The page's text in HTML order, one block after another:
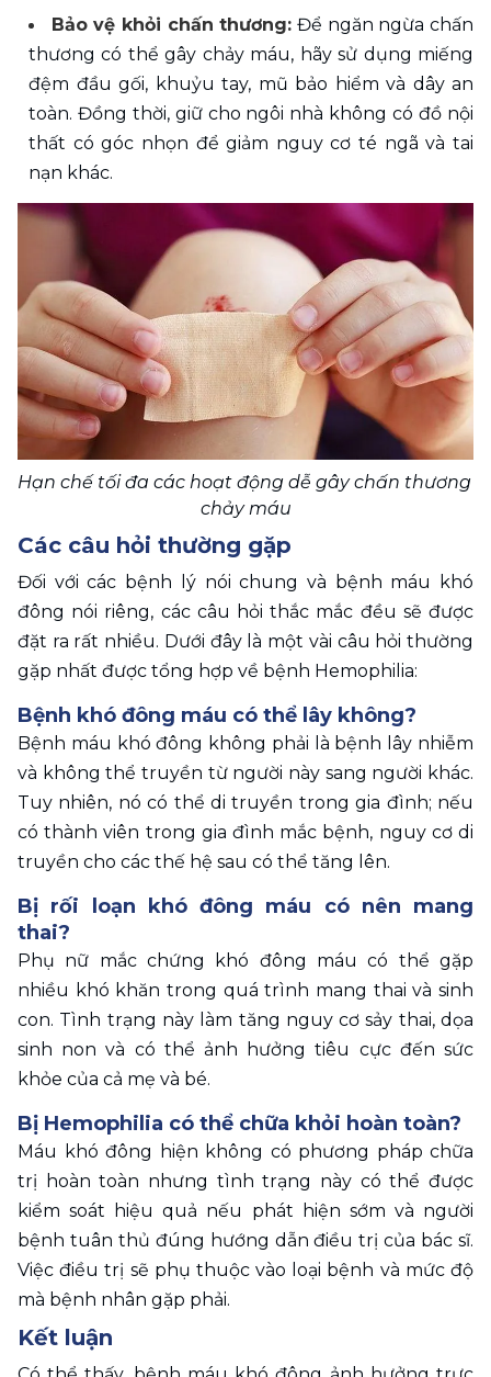
Bảo vệ khỏi chấn thương: Để ngăn ngừa chấn
thương có thể gây chảy máu, hãy sử dụng miếng
đệm đầu gối, khuỷu tay, mũ bảo hiểm và dây an
toàn. Đồng thời, giữ cho ngôi nhà không có đồ nội
thất có góc nhọn để giảm nguy cơ té ngã và tai
nạn khác.
Hạn chế tối đa các hoạt động dễ gây chấn thương
chảy máu
Các câu hỏi thường gặp
Đối với các bệnh lý nói chung và bệnh máu khó
đông nói riêng, các câu hỏi thắc mắc đều sẽ được
đặt ra rất nhiều. Dưới đây là một vài câu hỏi thường
gặp nhất được tổng hợp về bệnh Hemophilia:
Bệnh khó đông máu có thể lây không?
Bệnh máu khó đông không phải là bệnh lây nhiễm
và không thể truyền từ người này sang người khác.
Tuy nhiên, nó có thể di truyền trong gia đình; nếu
có thành viên trong gia đình mắc bệnh, nguy cơ di
truyền cho các thế hệ sau có thể tăng lên.
Bị rối loạn khó đông máu có nên mang
thai?
Phụ nữ mắc chứng khó đông máu có thể gặp
nhiều khó khăn trong quá trình mang thai và sinh
con. Tình trạng này làm tăng nguy cơ sảy thai, dọa
sinh non và có thể ảnh hưởng tiêu cực đến sức
khỏe của cả mẹ và bé.
Bị Hemophilia có thể chữa khỏi hoàn toàn?
Máu khó đông hiện không có phương pháp chữa
trị hoàn toàn nhưng tình trạng này có thể được
kiểm soát hiệu quả nếu phát hiện sớm và người
bệnh tuân thủ đúng hướng dẫn điều trị của bác sĩ.
Việc điều trị sẽ phụ thuộc vào loại bệnh và mức độ
mà bệnh nhân gặp phải.
Kết luận